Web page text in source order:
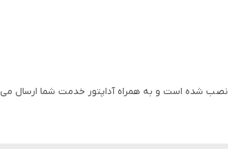
روتر گوگل مدل AC-1304 را یک گزینه اقتصادی و با کیفیت برای کاربری های مختلف دانست.روی این روتر openwrt و passwall2 نصب شده است و به همراه آداپتور خدمت شما ارسال می